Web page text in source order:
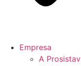
Empresa
A Prosistav